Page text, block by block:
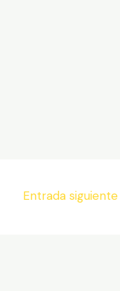
Entrada siguiente